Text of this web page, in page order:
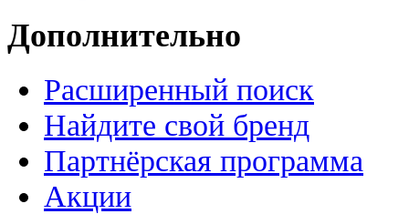
Дополнительно
Расширенный поиск
Найдите свой бренд
Партнёрская программа
Акции